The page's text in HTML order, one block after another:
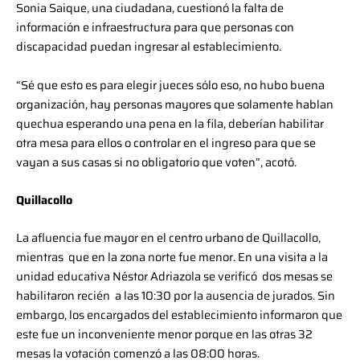
Sonia Saique, una ciudadana, cuestionó la falta de
información e infraestructura para que personas con
discapacidad puedan ingresar al establecimiento.
“Sé que esto es para elegir jueces sólo eso, no hubo buena
organización, hay personas mayores que solamente hablan
quechua esperando una pena en la fila, deberían habilitar
otra mesa para ellos o controlar en el ingreso para que se
vayan a sus casas si no obligatorio que voten”, acotó.
Quillacollo
La afluencia fue mayor en el centro urbano de Quillacollo,
mientras que en la zona norte fue menor. En una visita a la
unidad educativa Néstor Adriazola se verificó dos mesas se
habilitaron recién a las 10:30 por la ausencia de jurados. Sin
embargo, los encargados del establecimiento informaron que
este fue un inconveniente menor porque en las otras 32
mesas la votación comenzó a las 08:00 horas.